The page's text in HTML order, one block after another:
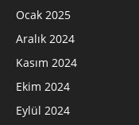
Ocak 2025
Aralık 2024
Kasım 2024
Ekim 2024
Eylül 2024